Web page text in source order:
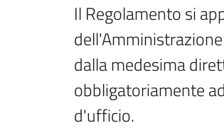
Il Regolamento si
dalla medesima
obbligatoriamente
d'ufficio.